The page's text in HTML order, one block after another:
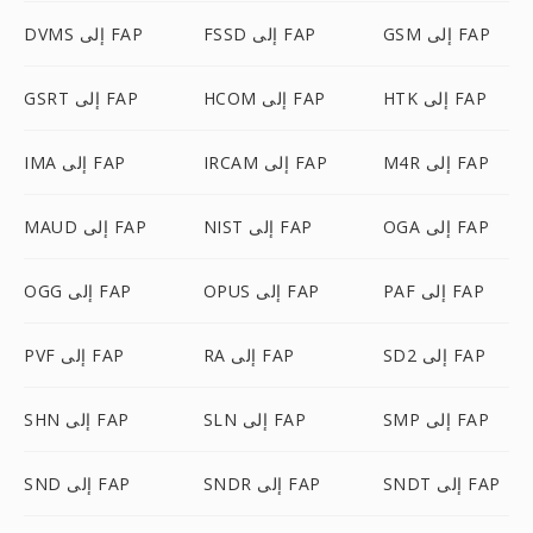
DVMS إلى FAP FSSD إلى FAP GSM إلى FAP
GSRT إلى FAP HCOM إلى FAP HTK إلى FAP
IMA إلى FAP IRCAM إلى FAP M4R إلى FAP
MAUD إلى FAP NIST إلى FAP OGA إلى FAP
OGG إلى FAP OPUS إلى FAP PAF إلى FAP
PVF إلى FAP RA إلى FAP SD2 إلى FAP
SHN إلى FAP SLN إلى FAP SMP إلى FAP
SND إلى FAP SNDR إلى FAP SNDT إلى FAP